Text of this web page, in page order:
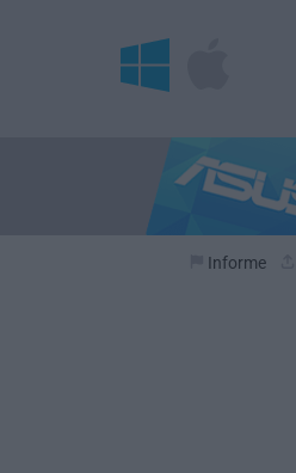
Informe